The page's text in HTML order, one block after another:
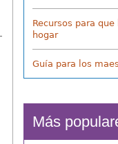
Recursos para
hogar
Guía para los
Más